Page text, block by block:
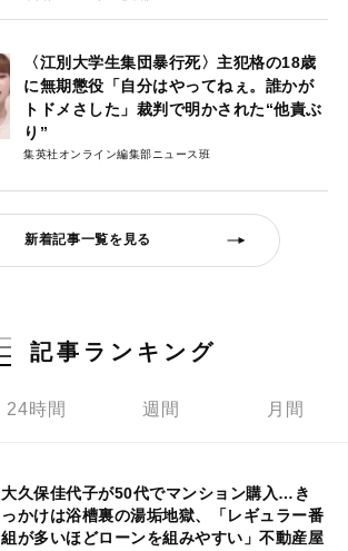
〈江別大学生集団暴行死〉主犯格の18歳
に無期懲役「自分はやってねぇ。誰かが
トドメさした」裁判で明かされた“他責ぶ
り”
集英社オンライン編集部ニュース班
新着記事一覧を見る
記事ランキング
24時間 週間 月間
大久保佳代子が50代でマンション購入…き
っかけは浴槽裏の湯垢地獄、「レギュラー番
組が多いほどローンを組みやすい」不動産屋